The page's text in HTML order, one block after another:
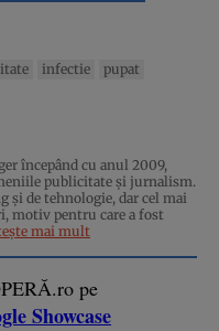
infectie pupat
începând cu anul 2009,
publicitate și jurnalism.
și de tehnologie, dar cel mai
motiv pentru care a fost
mai mult
pe
Showcase